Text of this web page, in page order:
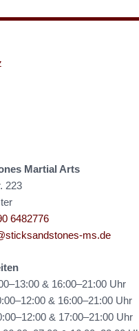
Martial Arts
223
6482776
ms.de
& 16:00–21:00 Uhr
& 16:00–21:00 Uhr
& 17:00–21:00 Uhr